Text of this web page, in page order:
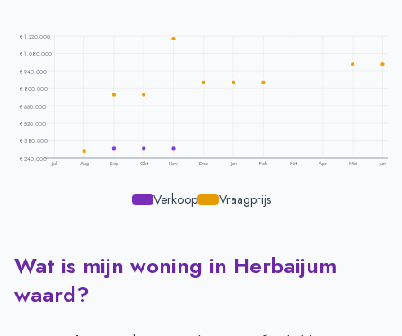
€ 1.220.000
€ 1.080.000
€ 940.000
€ 800.000
€ 660.000
€ 520.000
€ 380.000
€ 240.000
Jul Aug Sep Okt Nov Dec Jan Feb Mrt Apr Mei Jun
Verkoop Vraagprijs
Prijsontwikkeling per maand -Herbaijum
Vraagprijs
Verkoopprijs
Juli
-
€ 297.500
Wat is mijn woning in Herbaijum
waard?